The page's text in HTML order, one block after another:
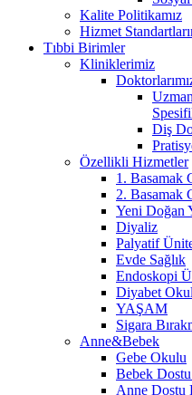
Kalite Politikamız
Hizmet
Tıbbi Birimler
Kliniklerimiz
Diş
Özellikli Hizmetler
1. Basamak
2. Basamak
Yeni Doğan
Diyaliz
Palyatif
Evde Sağlık
Endoskopi
Diyabet
YAŞAM
Sigara
Anne&Bebek
Gebe Okulu
Bebek
Anne Dostu